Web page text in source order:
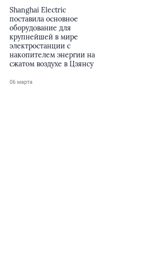
Shanghai Electric
поставила основное
оборудование для
крупнейшей в мире
электростанции с
накопителем энергии на
сжатом воздухе в Цзянсу
06 марта